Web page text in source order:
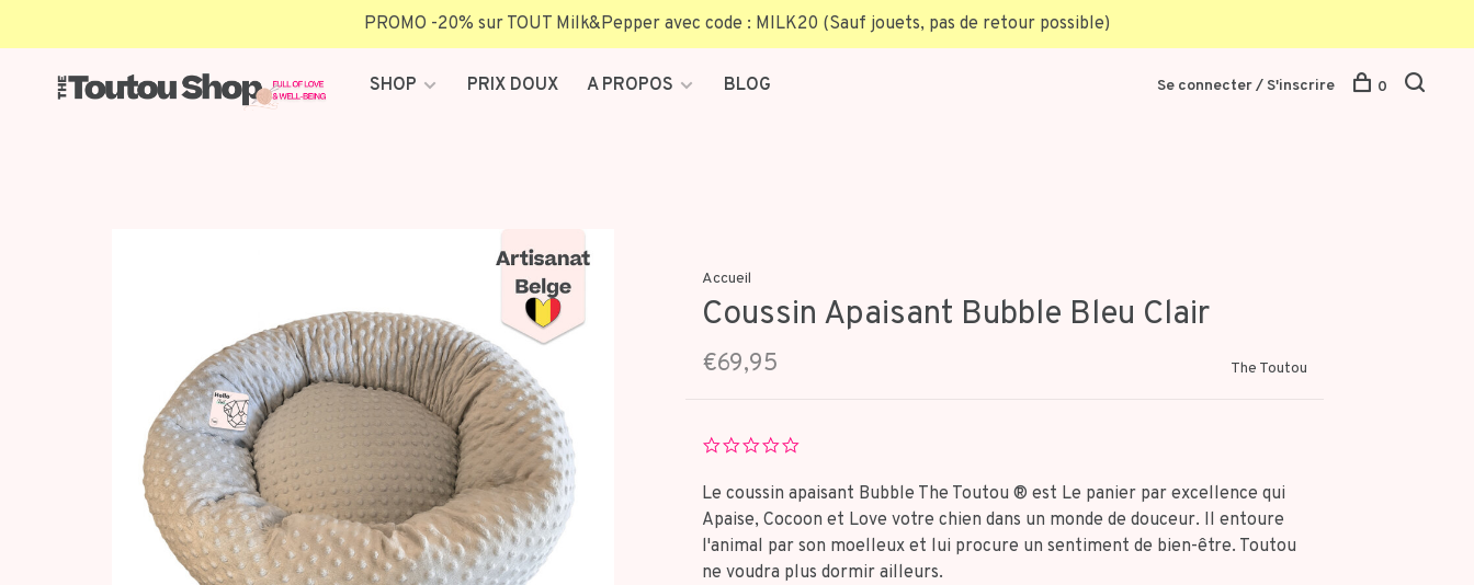
PROMO -20% sur TOUT Milk&Pepper avec code : MILK20 (Sauf jouets, pas de retour possible)
SHOP PRIX DOUX A PROPOS BLOG Se connecter / S'inscrire 0
Accueil
Coussin Apaisant Bubble Bleu Clair
€69,95 The Toutou
0.0
rating
Le coussin apaisant Bubble The Toutou ® est Le panier par excellence qui
Apaise, Cocoon et Love votre chien dans un monde de douceur. Il entoure
l'animal par son moelleux et lui procure un sentiment de bien-être. Toutou
ne voudra plus dormir ailleurs.